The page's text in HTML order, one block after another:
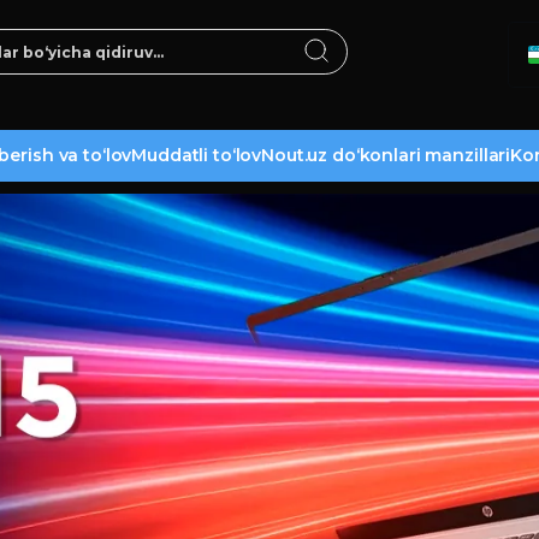
va to‘lovMuddatli to‘lovNout.uz do‘konlari manzillari